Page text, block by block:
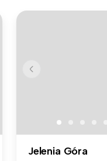
Jelenia Góra